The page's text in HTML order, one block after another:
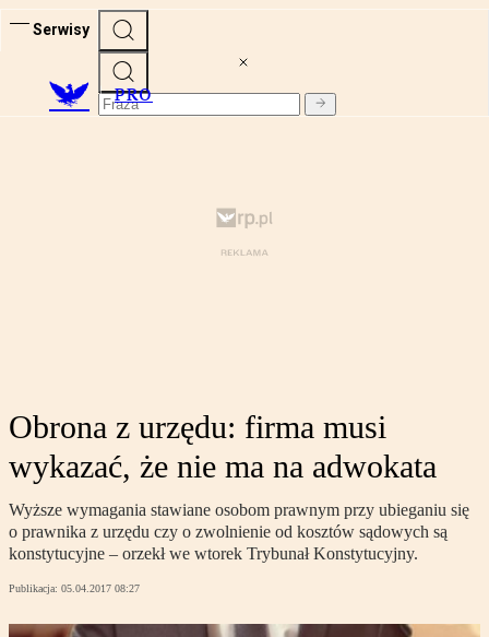
Serwisy
PRO
Obrona z urzędu: firma musi
wykazać, że nie ma na adwokata
Wyższe wymagania stawiane osobom prawnym przy ubieganiu się
o prawnika z urzędu czy o zwolnienie od kosztów sądowych są
konstytucyjne – orzekł we wtorek Trybunał Konstytucyjny.
Publikacja: 05.04.2017 08:27